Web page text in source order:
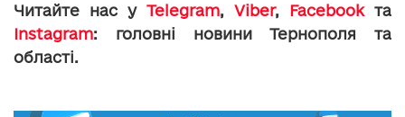
Читайте нас у Telegram, Viber, Facebookта
Instagram: головні новини Тернополя та
області.